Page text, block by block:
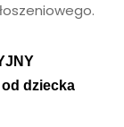
dziecka